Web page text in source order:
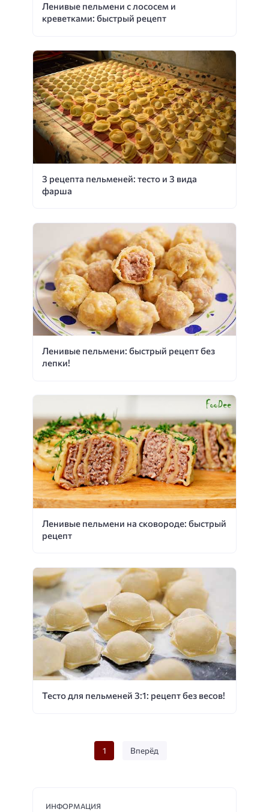
Ленивые пельмени с лососем и
креветками: быстрый рецепт
3 рецепта пельменей: тесто и 3 вида
фарша
Ленивые пельмени: быстрый рецепт без
лепки!
Ленивые пельмени на сковороде: быстрый
рецепт
Тесто для пельменей 3:1: рецепт без весов!
1 Вперёд
ИНФОРМАЦИЯ